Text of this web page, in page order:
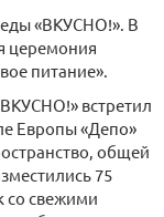
еды «ВКУСНО!». В
церемония
питание».
встретил
Европы «Депо»
общей
75
со свежими